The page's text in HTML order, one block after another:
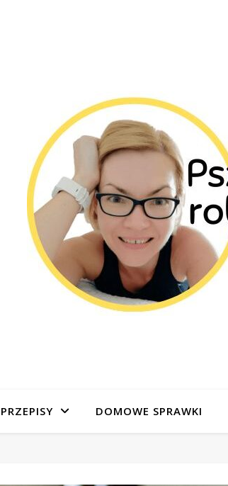
PRZEPISY DOMOWE SPRAWKI